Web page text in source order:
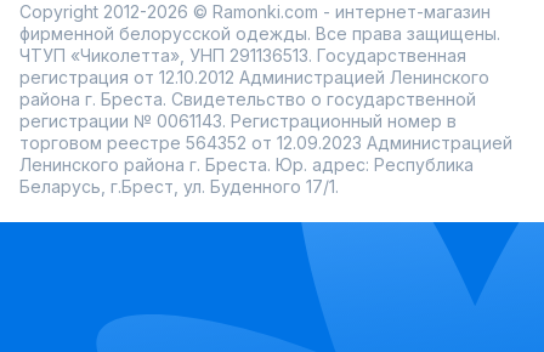
Copyright 2012-2026 © Ramonki.com - интернет-магазин
фирменной белорусской одежды. Все права защищены.
ЧТУП «Чиколетта», УНП 291136513. Государственная
регистрация от 12.10.2012 Администрацией Ленинского
района г. Бреста. Свидетельство о государственной
регистрации № 0061143. Регистрационный номер в
торговом реестре 564352 от 12.09.2023 Администрацией
Ленинского района г. Бреста. Юр. адрес: Республика
Беларусь, г.Брест, ул. Буденного 17/1.